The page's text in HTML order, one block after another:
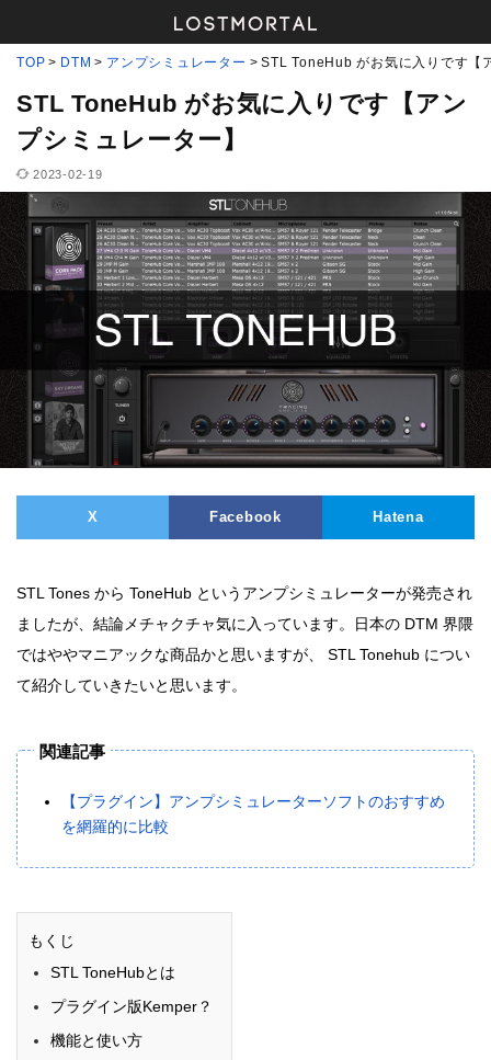
TOP DTM アンプシミュレーター STL ToneHub がお気に入りです【
STL ToneHub がお気に入りです【アン
プシミュレーター】
2023-02-19
X Facebook Hatena
STL Tones から ToneHub というアンプシミュレーターが発売され
ましたが、結論メチャクチャ気に入っています。日本の DTM 界隈
ではややマニアックな商品かと思いますが、 STL Tonehub につい
て紹介していきたいと思います。
関連記事
【プラグイン】アンプシミュレーターソフトのおすすめ
を網羅的に比較
もくじ
STL ToneHubとは
プラグイン版Kemper？
機能と使い方